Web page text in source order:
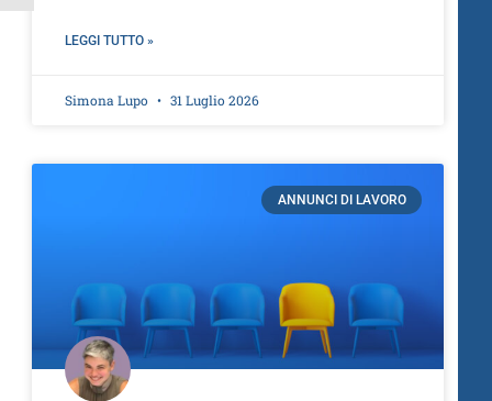
LEGGI TUTTO »
Simona Lupo 31 Luglio 2026
ANNUNCI DI LAVORO